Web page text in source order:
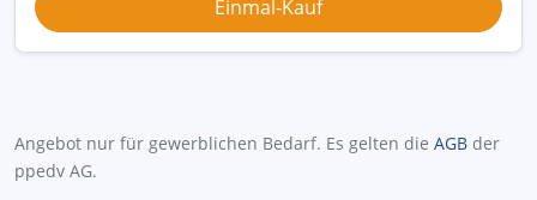
Angebot nur für gewerblichen Bedarf. Es gelten die AGB der
ppedv AG.